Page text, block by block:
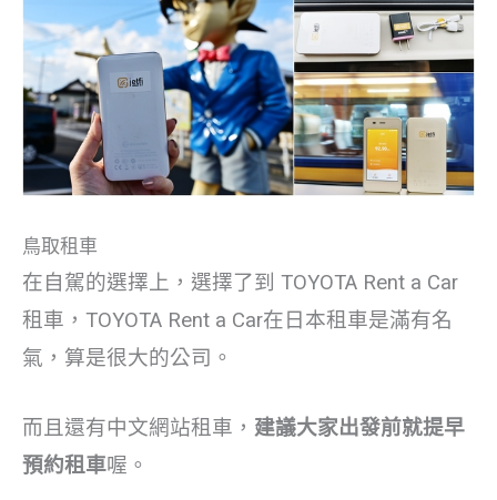
鳥取租車
在自駕的選擇上，選擇了到 TOYOTA Rent a Car
租車，TOYOTA Rent a Car在日本租車是滿有名
氣，算是很大的公司。
而且還有中文網站租車， 建議大家出發前就提早
預約租車喔。